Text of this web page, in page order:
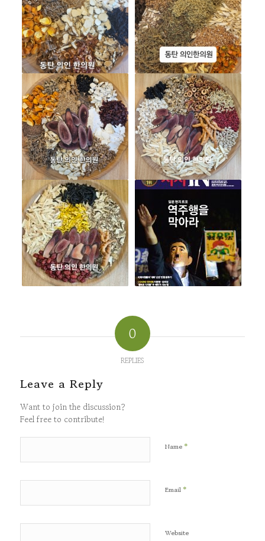
0
REPLIES
Leave a Reply
Want to join the discussion?
Feel free to contribute!
Name *
Email *
Website